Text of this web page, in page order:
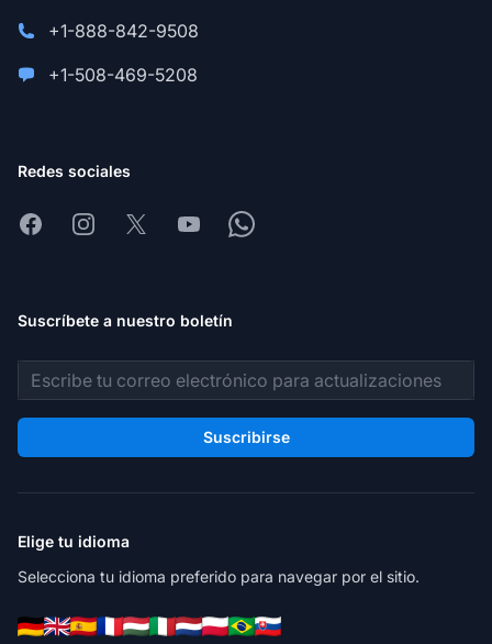
+1-888-842-9508
+1-508-469-5208
Redes sociales
FacebookInstagram
X YoutubeWhatsapp
Suscríbete a nuestro boletín
Dirección de correo electrónico
Suscribirse
Elige tu idioma
Selecciona tu idioma preferido para navegar por el sitio.